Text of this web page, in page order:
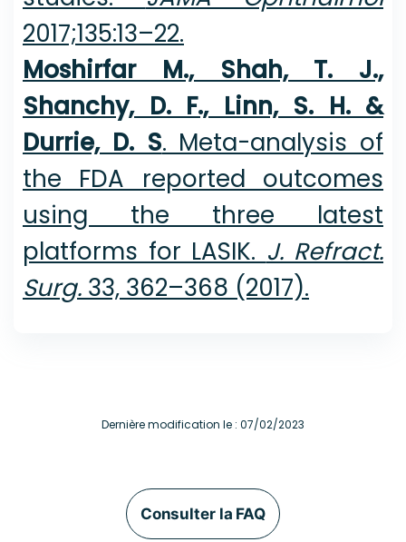
2017;135:13–22.
Moshirfar M., Shah, T. J.,
Shanchy, D. F., Linn, S. H. &
Durrie, D. S. Meta-analysis of
the FDA reported outcomes
using the three latest
platforms for LASIK. J. Refract.
Surg. 33, 362–368 (2017).
Dernière modification le : 07/02/2023
Consulter la FAQ